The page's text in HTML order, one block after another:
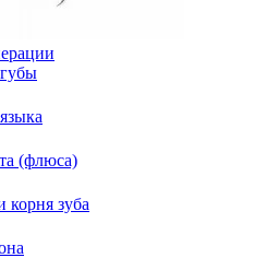
(флюса)
корня зуба